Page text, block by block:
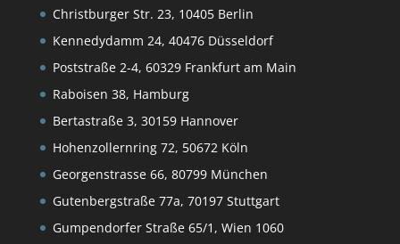
Christburger Str. 23, 10405 Berlin
Kennedydamm 24, 40476 Düsseldorf
Poststraße 2-4, 60329 Frankfurt am Main
Raboisen 38, Hamburg
Bertastraße 3, 30159 Hannover
Hohenzollernring 72, 50672 Köln
Georgenstrasse 66, 80799 München
Gutenbergstraße 77a, 70197 Stuttgart
Gumpendorfer Straße 65/1, Wien 1060